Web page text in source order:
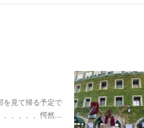
を見て帰る予定で
、、、、愕然…